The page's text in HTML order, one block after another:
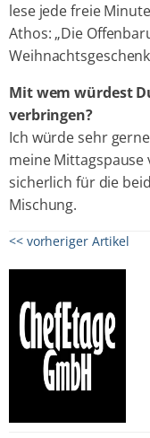
lese jede freie
Athos: „Die
Mit wem würdest
verbringen?
Ich würde sehr
meine
sicherlich für die
Mischung.
<< vorheriger Artikel